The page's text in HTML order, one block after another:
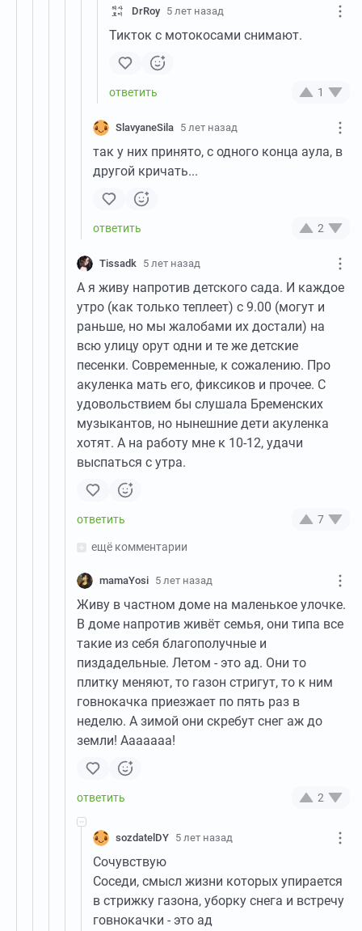
DrRoy 5 лет назад
Тикток с мотокосами снимают.
1
SlavyaneSila 5 лет назад
так у них принято, с одного конца аула, в
другой кричать...
2
Tissadk 5 лет назад
А я живу напротив детского сада. И каждое
утро (как только теплеет) с 9.00 (могут и
раньше, но мы жалобами их достали) на
всю улицу орут одни и те же детские
песенки. Современные, к сожалению. Про
акуленка мать его, фиксиков и прочее. С
удовольствием бы слушала Бременских
музыкантов, но нынешние дети акуленка
хотят. А на работу мне к 10-12, удачи
выспаться с утра.
7
ещё комментарии
mamaYosi 5 лет назад
Живу в частном доме на маленькое улочке.
В доме напротив живёт семья, они типа все
такие из себя благополучные и
пиздадельные. Летом - это ад. Они то
плитку меняют, то газон стригут, то к ним
говнокачка приезжает по пять раз в
неделю. А зимой они скребут снег аж до
земли! Ааааааа!
2
sozdatelDY 5 лет назад
Сочувствую
Соседи, смысл жизни которых упирается
в стрижку газона, уборку снега и встречу
говнокачки - это ад